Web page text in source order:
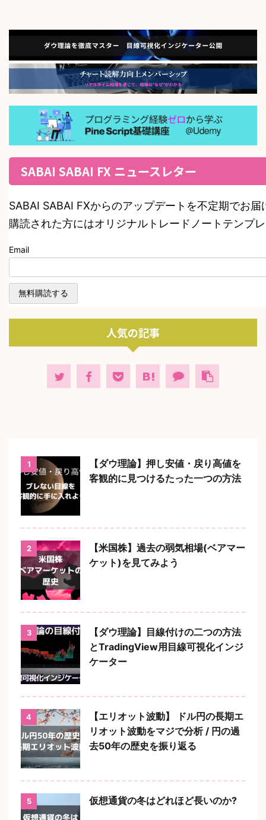
SABAI SABAI FX ニュースレター
SABAI SABAI FXからのアップデートを不定期でお届
購読された方にはオリジナルトレードノートテンプ
Email
人気の記事
1
【ダウ理論】押し安値・戻り高値を
客観的に見つけるたった一つの方法
2
【米国株】過去の弱気相場(ベアマー
ケット)を見てみよう
3
【ダウ理論】目線付けの二つの方法
とTradingView用目線可視化インジ
ケーター
4
【エリオット波動】 ドル円の長期エ
リオット波動をマジで分析 / 円の過
去50年の歴史を振り返る
5 仮想通貨の冬はどれほど長いのか?